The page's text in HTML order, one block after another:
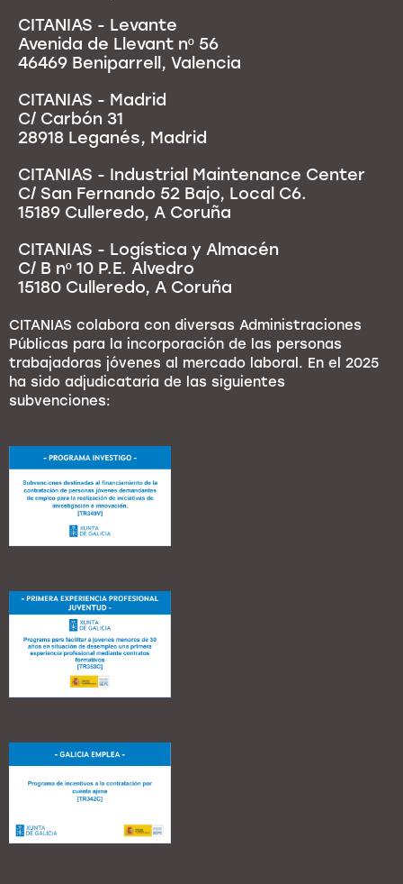
CITANIAS - Levante
Avenida de Llevant nº 56
46469 Beniparrell, Valencia
CITANIAS - Madrid
C/ Carbón 31
28918 Leganés, Madrid
CITANIAS - Industrial Maintenance Center
C/ San Fernando 52 Bajo, Local C6.
15189 Culleredo, A Coruña
CITANIAS - Logística y Almacén
C/ B nº 10 P.E. Alvedro
15180 Culleredo, A Coruña
CITANIAS colabora con diversas Administraciones
Públicas para la incorporación de las personas
trabajadoras jóvenes al mercado laboral. En el 2025
ha sido adjudicataria de las siguientes
subvenciones: